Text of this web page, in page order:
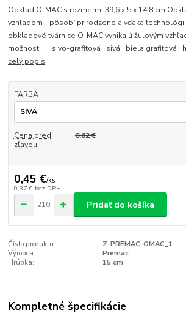
Obklad O-MAC s rozmermi 39,6 x 5 x 14,8 cm
vzhľadom - pôsobí prirodzene a vďaka
obkladové tvárnice O-MAC vynikajú žulovým
možnosti sivo-grafitová sivá biela grafitová
celý popis
FARBA
Cena pred
zľavou
0,62 €
0,45 €/ks
0,37 € bez DPH
Pridať do košíka
Číslo produktu:
Z-PREMAC-OMAC_1
Výrobca:
Premac
Hrúbka:
15 cm
Kompletné špecifikácie